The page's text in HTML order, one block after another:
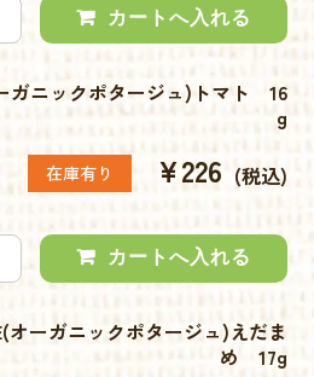
ガニックポタージュ)トマト 16
g
在庫有り ¥226 (税込)
オーガニックポタージュ)えだま
め 17g